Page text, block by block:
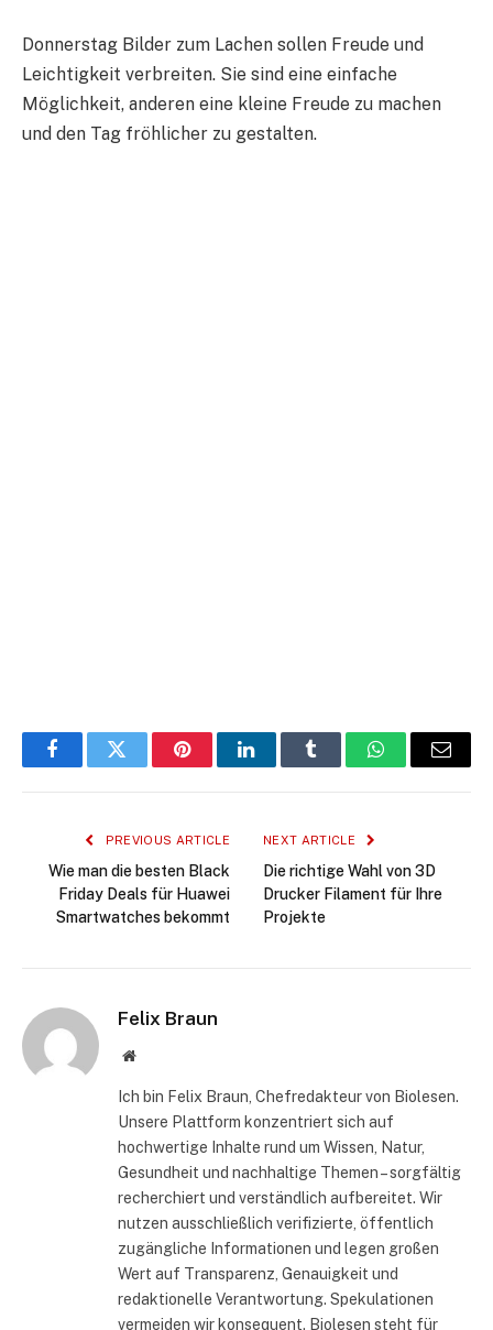
Donnerstag Bilder zum Lachen sollen Freude und
Leichtigkeit verbreiten. Sie sind eine einfache
Möglichkeit, anderen eine kleine Freude zu machen
und den Tag fröhlicher zu gestalten.
FacebookTwitter PinterestLinkedInTumblr WhatsAppEmail
PREVIOUS ARTICLE
Wie man die besten Black
Friday Deals für Huawei
Smartwatches bekommt
NEXT ARTICLE
Die richtige Wahl von 3D
Drucker Filament für Ihre
Projekte
Felix Braun
Website
Ich bin Felix Braun, Chefredakteur von Biolesen.
Unsere Plattform konzentriert sich auf
hochwertige Inhalte rund um Wissen, Natur,
Gesundheit und nachhaltige Themen – sorgfältig
recherchiert und verständlich aufbereitet. Wir
nutzen ausschließlich verifizierte, öffentlich
zugängliche Informationen und legen großen
Wert auf Transparenz, Genauigkeit und
redaktionelle Verantwortung. Spekulationen
vermeiden wir konsequent. Biolesen steht für